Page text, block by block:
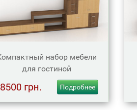
набор мебели
для гостиной
8500 грн. Подробнее